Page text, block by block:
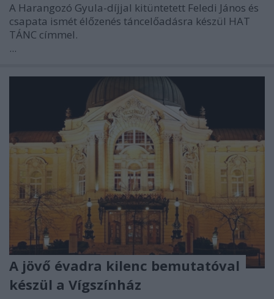
A Harangozó Gyula-díjjal kitüntetett Feledi János és
csapata ismét élőzenés táncelőadásra készül HAT
TÁNC címmel.
...
A jövő évadra kilenc bemutatóval
készül a Vígszínház